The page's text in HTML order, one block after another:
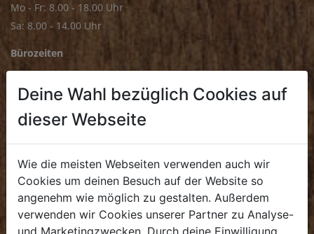
Mo - Fr: 8.00 - 18.00 Uhr
Sa: 8.00 - 14.00 Uhr
Bürozeiten
.+43 7272 4859 70
KULINARIUM
Deine Wahl bezüglich Cookies auf
dieser Webseite
Wie die meisten Webseiten verwenden auch wir
Cookies um deinen Besuch auf der Website so
angenehm wie möglich zu gestalten. Außerdem
verwenden wir Cookies unserer Partner zu Analyse-
und Marketingzwecken. Durch deine Einwilligung